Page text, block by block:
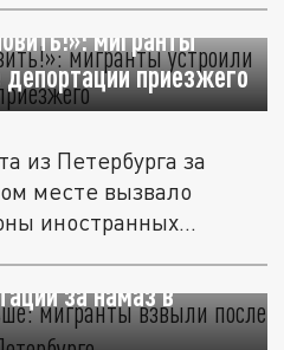
мигранты
приезжего
из Петербурга за
месте вызвало
иностранных...
мигранты
за намаз в